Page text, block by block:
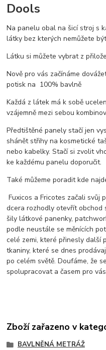
Dools
Na panelu obal na šicí stroj s
látky bez kterých nemůžete
Látku si můžete vybrat z
Nově pro vás začínáme
potisk na 100% bavlně
Každá z látek má k sobě
vzájemně mezi sebou
Předtištěné panely stačí jen
shánět střihy na kosmetické
nebo kabelky. Stačí si zvolit
ke každému panelu doporučit.
Také můžeme poradit kde
Fuxicos a Fricotes začali svůj
dcera rozhodly otevřít obchod
šily látkové panenky,
podle neustále se měnících
celé zemi, které přinesly další
tkaniny, které se dnes
po celém světě. Doufáme, že
spolupracovat a časem pro
Zboží zařazeno v
BAVLNĚNÁ METRÁŽ